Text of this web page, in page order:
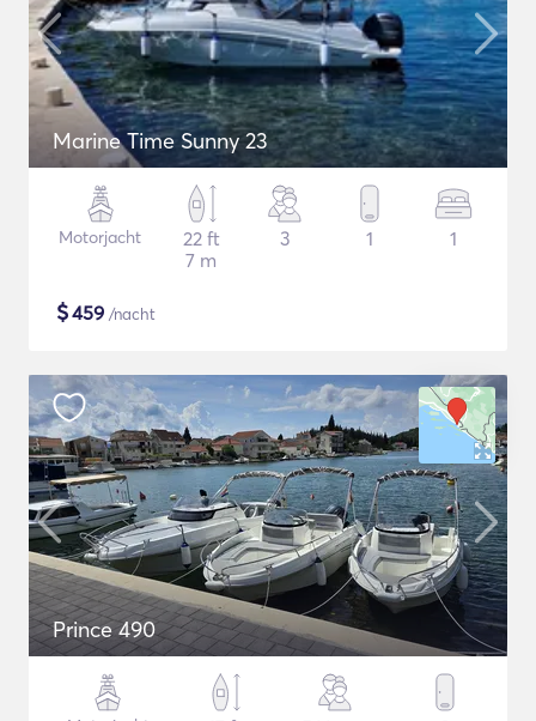
Marine Time Sunny 23
Motorjacht
22 ft
7 m
3 1 1
$459 /nacht
Prince 490